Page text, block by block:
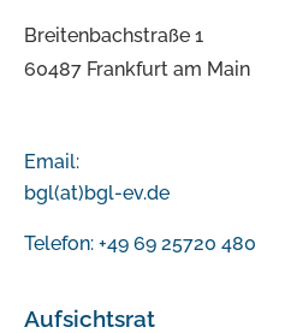
Breitenbachstraße 1
60487 Frankfurt am Main
Email:
bgl(at)bgl-ev.de
Telefon: +49 69 25720 480
Aufsichtsrat